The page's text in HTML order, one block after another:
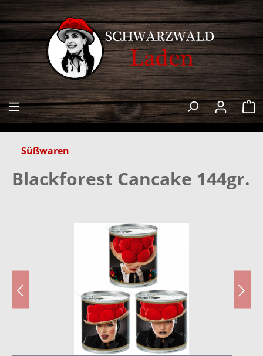
springen
Süßwaren
Blackforest Cancake 144gr.
Bildergalerie überspringen